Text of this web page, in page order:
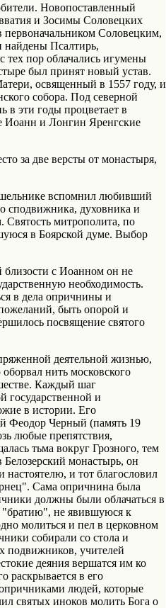
Новопоставленный
и Зосимы Соловецких
первоначальником Соловецким,
найдены Псалтирь,
тех пор облачались игумены
был принят новый устав.
освященный в 1557 году, и
собора. Под северной
в эти годы процветает в
Иоанн и Лонгин Яренгские
за две версты от монастыря,
вспомнил любивший
сподвижника, духовника и
Святость митрополита, по
в Боярской думе. Выбор
близости с Иоанном он не
необходимость.
в дела опричнины и
быть опорой и
посвящение святого
деятельной жизнью,
нить московского
Каждый шаг
государственной и
в истории. Его
Феодор Черный (память 19
любые препятствия,
тьма вокруг Грозного, тем
монастырь, он
и тот благословил
Сама опричнина была
должны были облачаться в
"братию", не явившуюся к
молиться и пел в церковном
собирали со стола и
подвижников, учителей
деяния вершатся им ко
раскрывается в его
людей, которые
святых иноков молить Бога о